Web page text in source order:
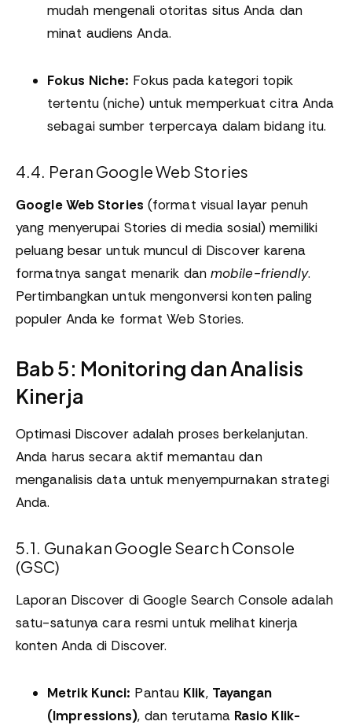
mudah mengenali otoritas situs Anda dan
minat audiens Anda.
Fokus Niche: Fokus pada kategori topik
tertentu (niche) untuk memperkuat citra Anda
sebagai sumber terpercaya dalam bidang itu.
4.4. Peran Google Web Stories
Google Web Stories (format visual layar penuh
yang menyerupai Stories di media sosial) memiliki
peluang besar untuk muncul di Discover karena
formatnya sangat menarik dan mobile-friendly.
Pertimbangkan untuk mengonversi konten paling
populer Anda ke format Web Stories.
Bab 5: Monitoring dan Analisis
Kinerja
Optimasi Discover adalah proses berkelanjutan.
Anda harus secara aktif memantau dan
menganalisis data untuk menyempurnakan strategi
Anda.
5.1. Gunakan Google Search Console
(GSC)
Laporan Discover di Google Search Console adalah
satu-satunya cara resmi untuk melihat kinerja
konten Anda di Discover.
Metrik Kunci: Pantau Klik, Tayangan
(Impressions), dan terutama Rasio Klik-